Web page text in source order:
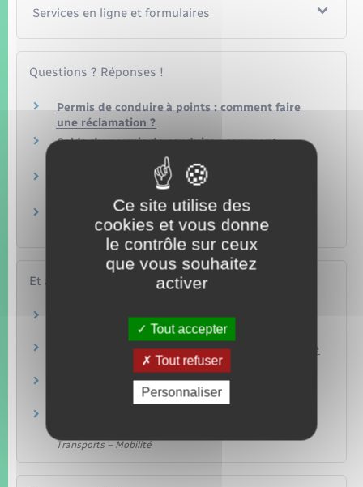
Services en ligne et formulaires
Questions ? Réponses !
Permis de conduire à points : comment faire
une réclamation ?
Solde du permis de conduire : comment
connaître son nombre de points ?
Qu'est-ce que le permis de conduire
Justice pénale : quelles sont les alternatives à
un procès ?
Et aussi
Permis de conduire
Transports – Mobilité
Récupération des points du permis de conduire
Transports – Mobilité
Suspension judiciaire du permis de conduire
Transports – Mobilité
Transports – Mobilité
Ce site utilise des
cookies et vous donne
le contrôle sur ceux
que vous souhaitez
activer
Tout accepter
Tout refuser
Personnaliser